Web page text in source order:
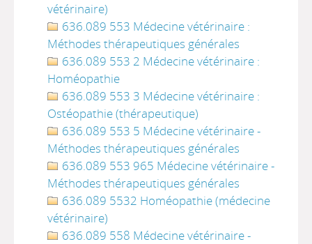
vétérinaire)
636.089 553 Médecine vétérinaire :
Méthodes thérapeutiques générales
636.089 553 2 Médecine vétérinaire :
Homéopathie
636.089 553 3 Médecine vétérinaire :
Ostéopathie (thérapeutique)
636.089 553 5 Médecine vétérinaire -
Méthodes thérapeutiques générales
636.089 553 965 Médecine vétérinaire -
Méthodes thérapeutiques générales
636.089 5532 Homéopathie (médecine
vétérinaire)
636.089 558 Médecine vétérinaire -